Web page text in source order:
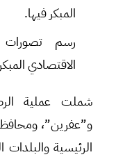
المبكر فيها.
رسم تصورات
الاقتصادي
شملت عملية
و”عفرين”،
الرئيسية